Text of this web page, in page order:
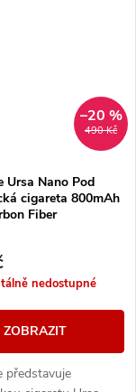
490 Kč
–20 %
Ursa Nano Pod
cigareta 800mAh
Fiber
nedostupné
ZOBRAZIT
představuje